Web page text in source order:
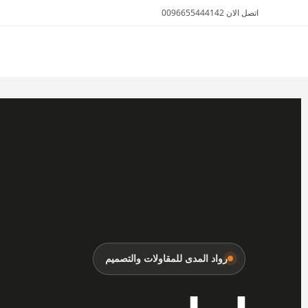
اتصل الان 0096655444142
الأثاث والمفروشات